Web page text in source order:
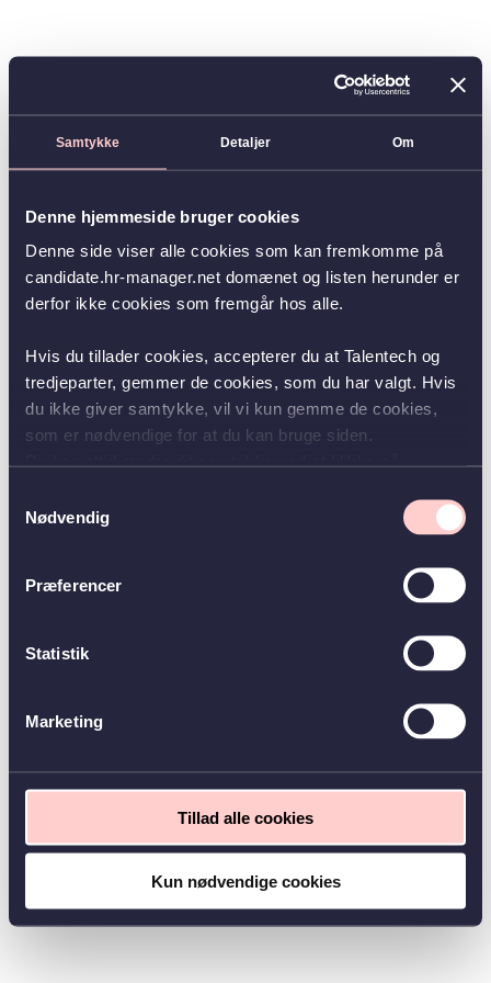
Samtykke Detaljer Om
Denne hjemmeside bruger cookies
Denne side viser alle cookies som kan fremkomme på
candidate.hr-manager.net domænet og listen herunder er
derfor ikke cookies som fremgår hos alle.
Hvis du tillader cookies, accepterer du at Talentech og
tredjeparter, gemmer de cookies, som du har valgt. Hvis
du ikke giver samtykke, vil vi kun gemme de cookies,
som er nødvendige for at du kan bruge siden.
Nødvendig
Præferencer
Statistik
Marketing
Tillad alle cookies
Kun nødvendige cookies